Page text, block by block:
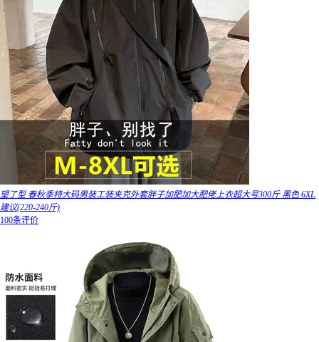
望了型 春秋季特大码男装工装夹克外套胖子加肥加大肥佬上衣超大号300斤 黑色 6XL
建议(220-240斤)
100条评价